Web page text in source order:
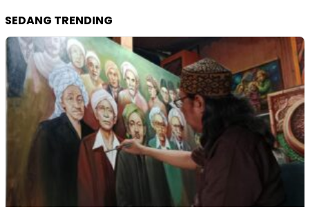
SEDANG TRENDING